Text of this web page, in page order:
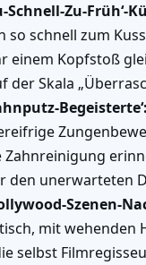
Schnell-Zu-Früh‘-
so schnell zum
einem Kopfstoß
der Skala
Begeisterte‘:
Zahnreinigung
den unerwarteten
Szenen-
mit wehenden
selbst